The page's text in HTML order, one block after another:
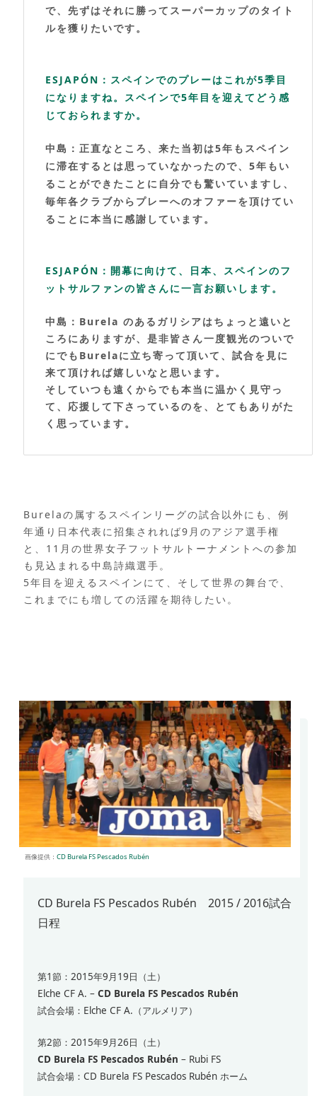
で、先ずはそれに勝ってスーパーカップのタイト
ルを獲りたいです。
ESJAPÓN：スペインでのプレーはこれが5季目
になりますね。スペインで5年目を迎えてどう感
じておられますか。
中島：正直なところ、来た当初は5年もスペイン
に滞在するとは思っていなかったので、5年もい
ることができたことに自分でも驚いていますし、
毎年各クラブからプレーへのオファーを頂けてい
ることに本当に感謝しています。
ESJAPÓN：開幕に向けて、日本、スペインのフ
ットサルファンの皆さんに一言お願いします。
中島：Burela のあるガリシアはちょっと遠いと
ころにありますが、是非皆さん一度観光のついで
にでもBurelaに立ち寄って頂いて、試合を見に
来て頂ければ嬉しいなと思います。
そしていつも遠くからでも本当に温かく見守っ
て、応援して下さっているのを、とてもありがた
く思っています。
Burelaの属するスペインリーグの試合以外にも、例
年通り日本代表に招集されれば9月のアジア選手権
と、11月の世界女子フットサルトーナメントへの参加
も見込まれる中島詩織選手。
5年目を迎えるスペインにて、そして世界の舞台で、
これまでにも増しての活躍を期待したい。
画像提供：CD Burela FS Pescados Rubén
CD Burela FS Pescados Rubén 2015 / 2016試合
日程
第1節：2015年9月19日（土）
Elche CF A. –CD Burela FS Pescados Rubén
試合会場：Elche CF A.（アルメリア）
第2節：2015年9月26日（土）
CD Burela FS Pescados Rubén – Rubi FS
試合会場：CD Burela FS Pescados Rubén ホーム